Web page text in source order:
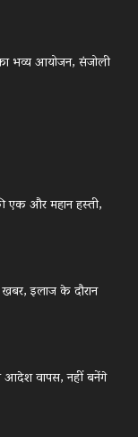
भव्य आयोजन, संजोली
एक और महान हस्ती,
इलाज के दौरान
आदेश वापस, नहीं बनेंगे